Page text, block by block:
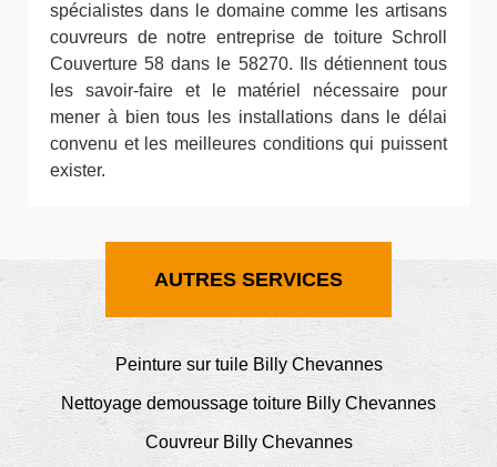
spécialistes dans le domaine comme les artisans
couvreurs de notre entreprise de toiture Schroll
Couverture 58 dans le 58270. Ils détiennent tous
les savoir-faire et le matériel nécessaire pour
mener à bien tous les installations dans le délai
convenu et les meilleures conditions qui puissent
exister.
AUTRES SERVICES
Peinture sur tuile Billy Chevannes
Nettoyage demoussage toiture Billy Chevannes
Couvreur Billy Chevannes